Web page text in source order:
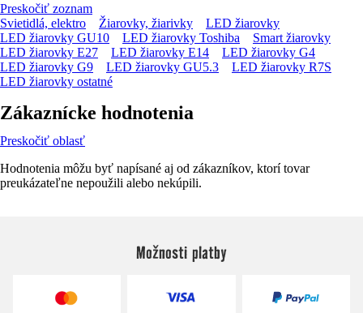
Preskočiť zoznam
Svietidlá, elektro
Žiarovky, žiarivky
LED žiarovky
LED žiarovky GU10
LED žiarovky Toshiba
Smart žiarovky
LED žiarovky E27
LED žiarovky E14
LED žiarovky G4
LED žiarovky G9
LED žiarovky GU5.3
LED žiarovky R7S
LED žiarovky ostatné
Zákaznícke hodnotenia
Preskočiť oblasť
Hodnotenia môžu byť napísané aj od zákazníkov, ktorí tovar
preukázateľne nepoužili alebo nekúpili.
Možnosti platby